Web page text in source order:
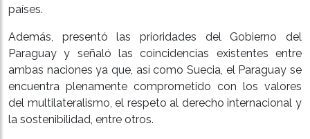
países.
Además, presentó las prioridades del Gobierno del
Paraguay y señaló las coincidencias existentes entre
ambas naciones ya que, así como Suecia, el Paraguay se
encuentra plenamente comprometido con los valores
del multilateralismo, el respeto al derecho internacional y
la sostenibilidad, entre otros.